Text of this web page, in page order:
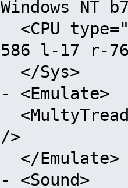
Windows NT
<CPU
586 l-17 r-
</Sys>
- <Emulate>
/>
</Emulate>
- <Sound>